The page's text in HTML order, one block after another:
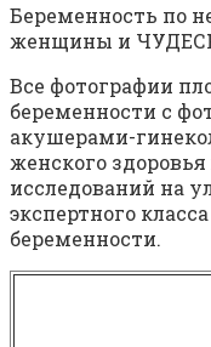
Беременность по
женщины и
Все фотографии
беременности с
акушерами-
женского
исследований на
экспертного
беременности.